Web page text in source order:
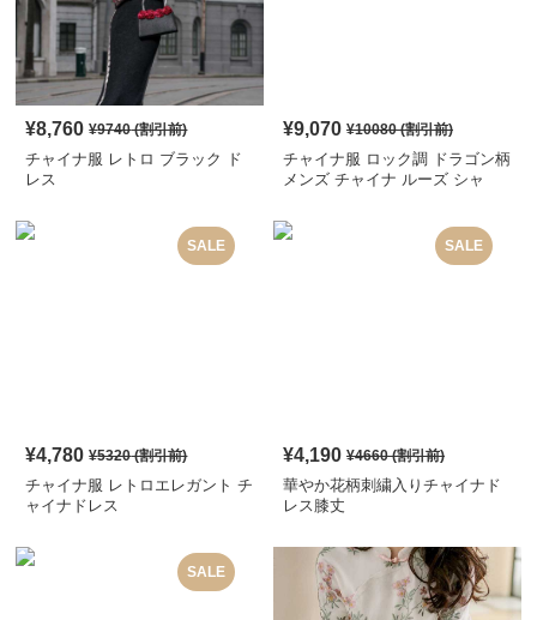
¥8,760 ¥9740(割引前)
チャイナ服 レトロ ブラック ド
レス
¥9,070 ¥10080(割引前)
チャイナ服 ロック調 ドラゴン柄
メンズ チャイナ ルーズ シャ
SALE
¥4,780 ¥5320(割引前)
チャイナ服 レトロエレガント チ
ャイナドレス
SALE
¥4,190 ¥4660(割引前)
華やか花柄刺繍入りチャイナド
レス膝丈
SALE